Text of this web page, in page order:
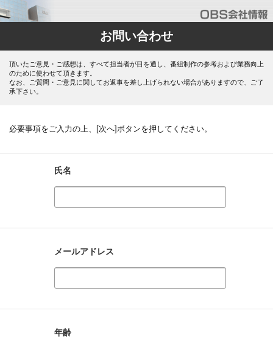
お問い合わせ
頂いたご意見・ご感想は、すべて担当者が目を通し、番組制作の参考および業務向上
のために使わせて頂きます。
なお、ご質問・ご意見に関してお返事を差し上げられない場合がありますので、ご了
承下さい。
必要事項をご入力の上、[次へ]ボタンを押してください。
氏名
メールアドレス
年齢